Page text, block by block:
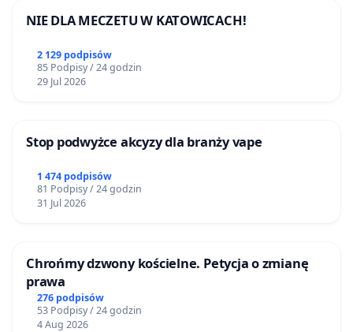
NIE DLA MECZETU W KATOWICACH!
2 129 podpisów
85 Podpisy / 24 godzin
29 Jul 2026
Stop podwyżce akcyzy dla branży vape
1 474 podpisów
81 Podpisy / 24 godzin
31 Jul 2026
Chrońmy dzwony kościelne. Petycja o zmianę
prawa
276 podpisów
53 Podpisy / 24 godzin
4 Aug 2026